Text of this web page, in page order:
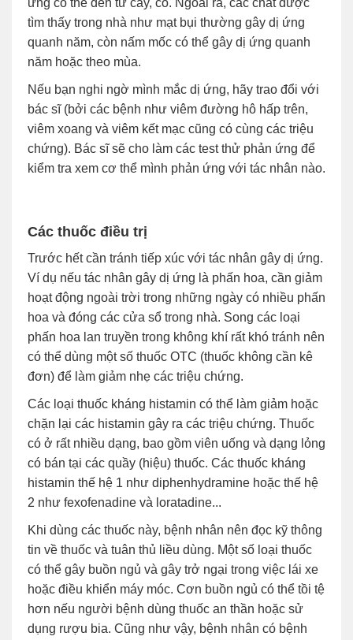
tìm thấy trong nhà như mạt bụi thường gây dị ứng
quanh năm, còn nấm mốc có thể gây dị ứng quanh
năm hoặc theo mùa.
Nếu bạn nghi ngờ mình mắc dị ứng, hãy trao đổi với
bác sĩ (bởi các bệnh như viêm đường hô hấp trên,
viêm xoang và viêm kết mạc cũng có cùng các triệu
chứng). Bác sĩ sẽ cho làm các test thử phản ứng để
kiểm tra xem cơ thể mình phản ứng với tác nhân nào.
Các thuốc điều trị
Trước hết cần tránh tiếp xúc với tác nhân gây dị ứng.
Ví dụ nếu tác nhân gây dị ứng là phấn hoa, cần giảm
hoạt động ngoài trời trong những ngày có nhiều phấn
hoa và đóng các cửa sổ trong nhà. Song các loại
phấn hoa lan truyền trong không khí rất khó tránh nên
có thể dùng một số thuốc OTC (thuốc không cần kê
đơn) để làm giảm nhẹ các triệu chứng.
Các loại thuốc kháng histamin có thể làm giảm hoặc
chặn lại các histamin gây ra các triệu chứng. Thuốc
có ở rất nhiều dạng, bao gồm viên uống và dạng lỏng
có bán tại các quầy (hiệu) thuốc. Các thuốc kháng
histamin thế hệ 1 như diphenhydramine hoặc thế hệ
2 như fexofenadine và loratadine...
Khi dùng các thuốc này, bệnh nhân nên đọc kỹ thông
tin về thuốc và tuân thủ liều dùng. Một số loại thuốc
có thể gây buồn ngủ và gây trở ngại trong việc lái xe
hoặc điều khiển máy móc. Cơn buồn ngủ có thể tồi tệ
hơn nếu người bệnh dùng thuốc an thần hoặc sử
dụng rượu bia. Cũng như vậy, bệnh nhân có bệnh